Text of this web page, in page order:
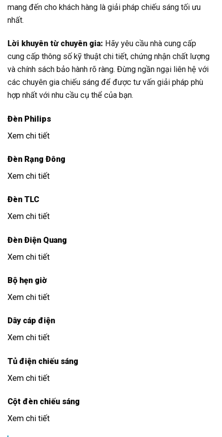
mang đến cho khách hàng là giải pháp chiếu sáng tối ưu
nhất.
Lời khuyên từ chuyên gia: Hãy yêu cầu nhà cung cấp
cung cấp thông số kỹ thuật chi tiết, chứng nhận chất lượng
và chính sách bảo hành rõ ràng. Đừng ngần ngại liên hệ với
các chuyên gia chiếu sáng để được tư vấn giải pháp phù
hợp nhất với nhu cầu cụ thể của bạn.
Đèn Philips
Xem chi tiết
Đèn Rạng Đông
Xem chi tiết
Đèn TLC
Xem chi tiết
Đèn Điện Quang
Xem chi tiết
Bộ hẹn giờ
Xem chi tiết
Dây cáp điện
Xem chi tiết
Tủ điện chiếu sáng
Xem chi tiết
Cột đèn chiếu sáng
Xem chi tiết